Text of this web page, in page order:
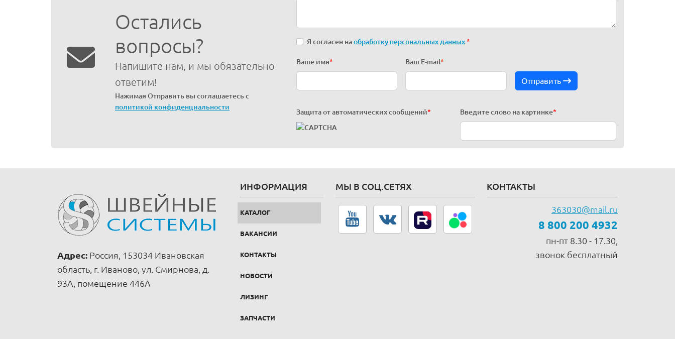
Остались
вопросы?
Напишите нам, и мы обязательно
ответим!
Нажимая Отправить вы соглашаетесь с
политикой конфиденциальности
Я согласен наобработку персональных данных *
Ваше имя* Ваш E-mail*
Отправить
Защита от автоматических сообщений* Введите слово на картинке*
Адрес: Россия, 153034 Ивановская
область, г. Иваново, ул. Смирнова, д.
93А, помещение 446А
ИНФОРМАЦИЯ
КАТАЛОГ
ВАКАНСИИ
КОНТАКТЫ
НОВОСТИ
ЛИЗИНГ
ЗАПЧАСТИ
МЫ В СОЦ.СЕТЯХ КОНТАКТЫ
363030@mail.ru
8 800 200 4932
пн-пт 8.30 - 17.30,
звонок бесплатный